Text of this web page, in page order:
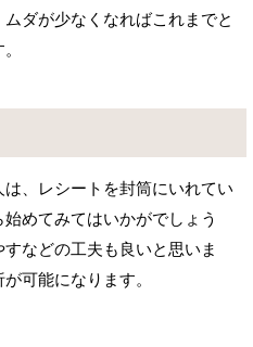
ダが少なくなればこれまでと
、レシートを封筒にいれてい
めてみてはいかがでしょう
などの工夫も良いと思いま
可能になります。